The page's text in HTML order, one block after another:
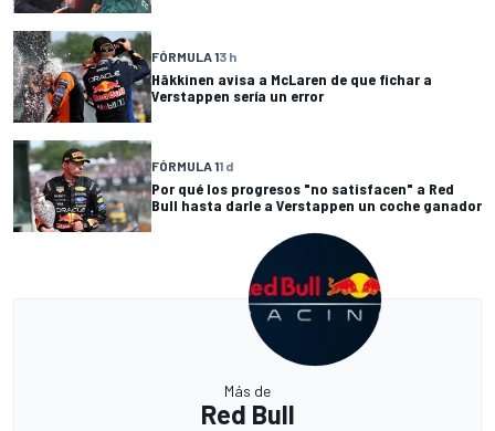
FÓRMULA 13 h
Häkkinen avisa a McLaren de que fichar a
Verstappen sería un error
FÓRMULA 11 d
Por qué los progresos "no satisfacen" a Red
Bull hasta darle a Verstappen un coche ganador
Más de
Red Bull